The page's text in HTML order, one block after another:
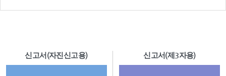
신고서(자진신고용) 신고서(제3자용)